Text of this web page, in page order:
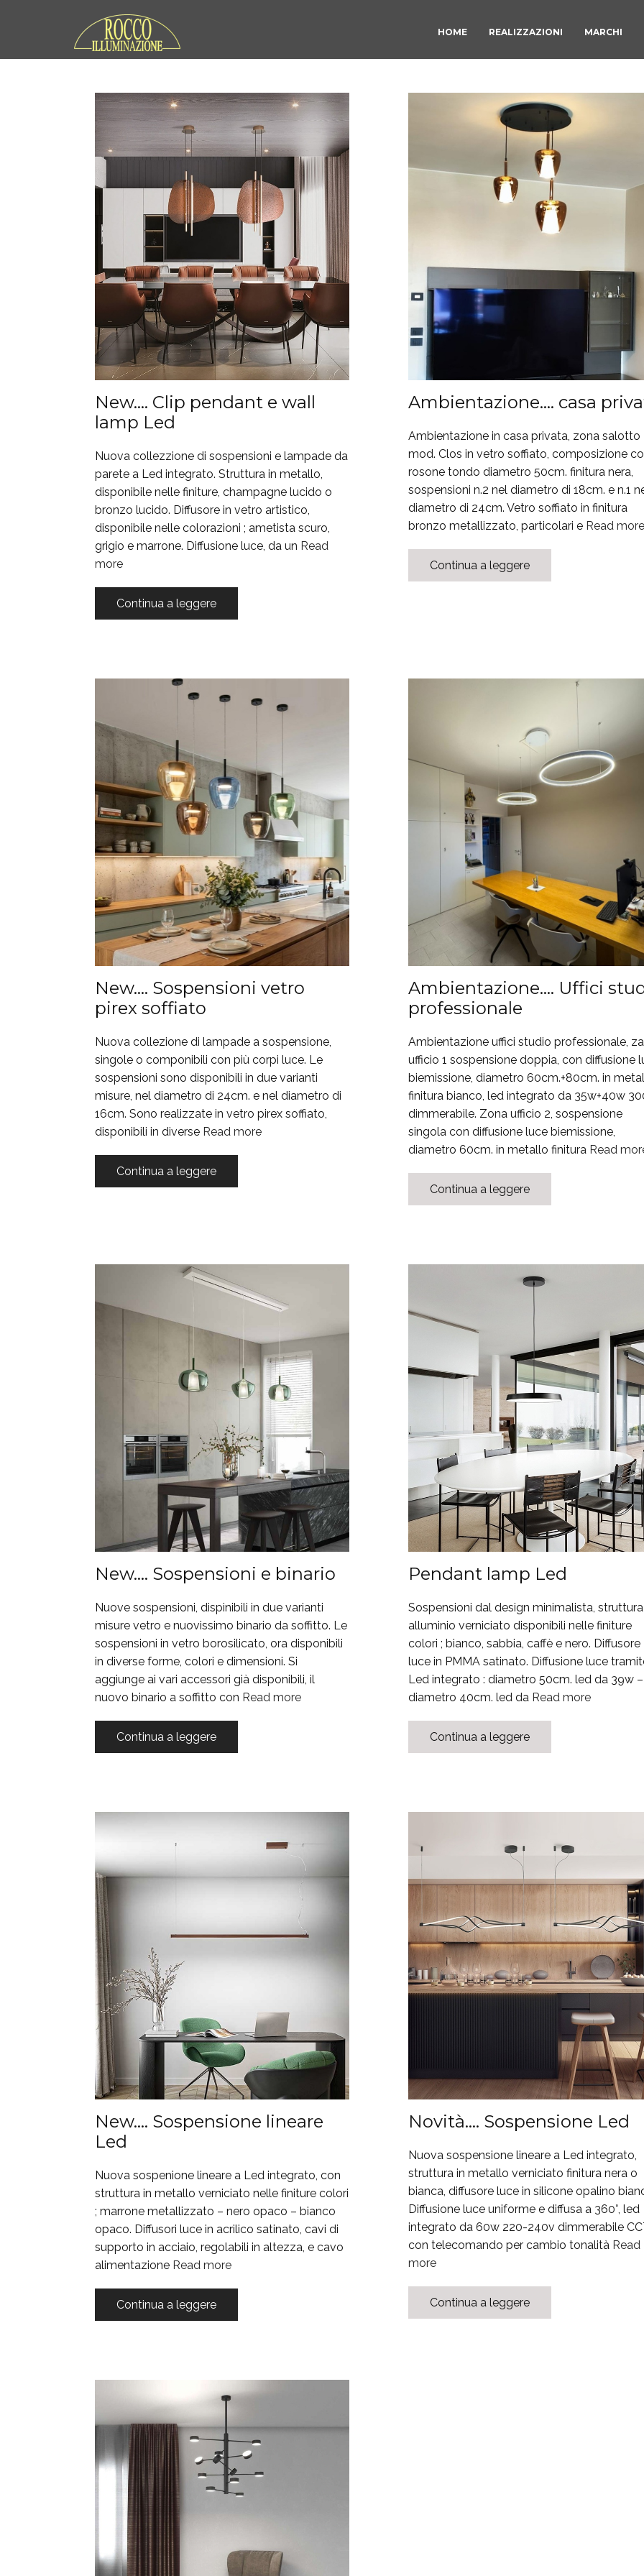
HOME REALIZZAZIONI MARCHI
New…. Clip pendant e wall
lamp Led
Nuova collezzione di sospensioni e lampade da
parete a Led integrato. Struttura in metallo,
disponibile nelle finiture, champagne lucido o
bronzo lucido. Diffusore in vetro artistico,
disponibile nelle colorazioni ; ametista scuro,
grigio e marrone. Diffusione luce, da un Read
more
Continua a leggere
Ambientazione…. casa
Ambientazione in casa privata, zona salotto
mod. Clos in vetro soffiato, composizione
rosone tondo diametro 50cm. finitura nera,
sospensioni n.2 nel diametro di 18cm. e n.1
diametro di 24cm. Vetro soffiato in finitura
bronzo metallizzato, particolari e Read more
Continua a leggere
New…. Sospensioni vetro
pirex soffiato
Nuova collezione di lampade a sospensione,
singole o componibili con più corpi luce. Le
sospensioni sono disponibili in due varianti
misure, nel diametro di 24cm. e nel diametro di
16cm. Sono realizzate in vetro pirex soffiato,
disponibili in diverse Read more
Continua a leggere
Ambientazione…. Uffici
professionale
Ambientazione uffici studio professionale,
ufficio 1 sospensione doppia, con diffusione
biemissione, diametro 60cm.+80cm. in
finitura bianco, led integrato da 35w+40w
dimmerabile. Zona ufficio 2, sospensione
singola con diffusione luce biemissione,
diametro 60cm. in metallo finitura Read
Continua a leggere
New…. Sospensioni e binario
Nuove sospensioni, dispinibili in due varianti
misure vetro e nuovissimo binario da soffitto. Le
sospensioni in vetro borosilicato, ora disponibili
in diverse forme, colori e dimensioni. Si
aggiunge ai vari accessori già disponibili, il
nuovo binario a soffitto con Read more
Continua a leggere
Pendant lamp Led
Sospensioni dal design minimalista,
alluminio verniciato disponibili nelle finiture
colori ; bianco, sabbia, caffè e nero. Diffusore
luce in PMMA satinato. Diffusione luce
Led integrato : diametro 50cm. led da 39w –
diametro 40cm. led da Read more
Continua a leggere
New…. Sospensione lineare
Led
Nuova sospenione lineare a Led integrato, con
struttura in metallo verniciato nelle finiture colori
; marrone metallizzato – nero opaco – bianco
opaco. Diffusori luce in acrilico satinato, cavi di
supporto in acciaio, regolabili in altezza, e cavo
alimentazione Read more
Continua a leggere
Novità…. Sospensione Led
Nuova sospensione lineare a Led integrato,
struttura in metallo verniciato finitura nera o
bianca, diffusore luce in silicone opalino
Diffusione luce uniforme e diffusa a 360°, led
integrato da 60w 220-240v dimmerabile
con telecomando per cambio tonalità Read
more
Continua a leggere